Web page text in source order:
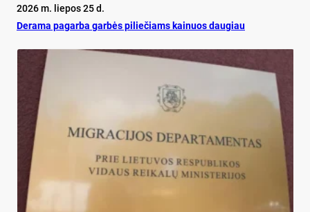
2026 m. liepos 25 d.
De­ra­ma pa­gar­ba gar­bės pi­lie­čiams kai­nuos dau­giau